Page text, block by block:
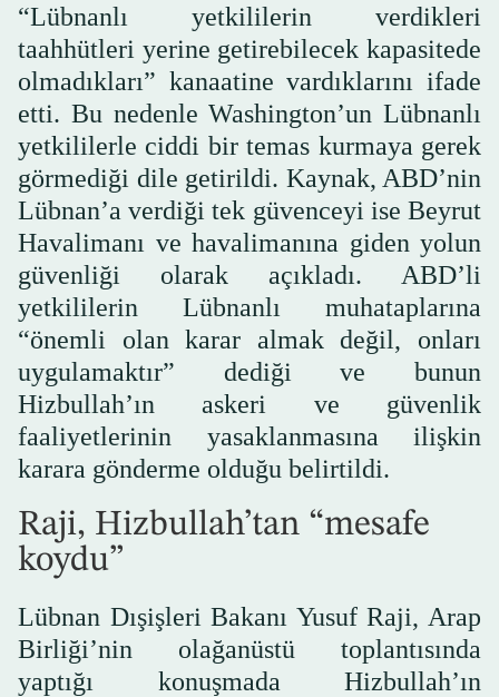
“Lübnanlı yetkililerin verdikleri
taahhütleri yerine getirebilecek kapasitede
olmadıkları” kanaatine vardıklarını ifade
etti. Bu nedenle Washington’un Lübnanlı
yetkililerle ciddi bir temas kurmaya gerek
görmediği dile getirildi. Kaynak, ABD’nin
Lübnan’a verdiği tek güvenceyi ise Beyrut
Havalimanı ve havalimanına giden yolun
güvenliği olarak açıkladı. ABD’li
yetkililerin Lübnanlı muhataplarına
“önemli olan karar almak değil, onları
uygulamaktır” dediği ve bunun
Hizbullah’ın askeri ve güvenlik
faaliyetlerinin yasaklanmasına ilişkin
karara gönderme olduğu belirtildi.
Raji, Hizbullah’tan “mesafe
koydu”
Lübnan Dışişleri Bakanı Yusuf Raji, Arap
Birliği’nin olağanüstü toplantısında
yaptığı konuşmada Hizbullah’ın